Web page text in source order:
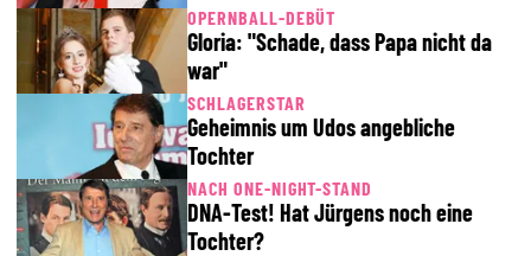
OPERNBALL-DEBÜT
Gloria: "Schade, dass Papa nicht da
war"
SCHLAGERSTAR
Geheimnis um Udos angebliche
Tochter
NACH ONE-NIGHT-STAND
DNA-Test! Hat Jürgens noch eine
Tochter?